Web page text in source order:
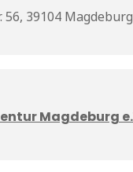
56, 39104 Magdeburg
Magdeburg